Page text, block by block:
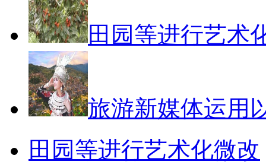
田园等进行艺术
旅游新媒体运用
田园等进行艺术化微改